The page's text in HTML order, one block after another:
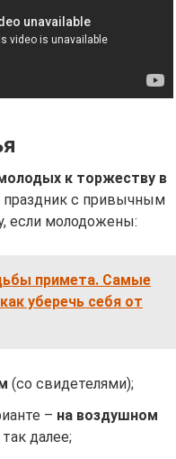
к торжеству в
с привычным
если молодожены:
примета. Самые
уберечь себя от
(со свидетелями);
– на воздушном
так далее;